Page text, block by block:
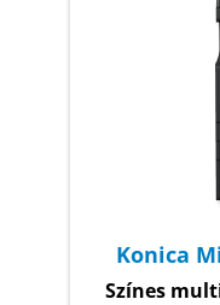
Konica
Színes